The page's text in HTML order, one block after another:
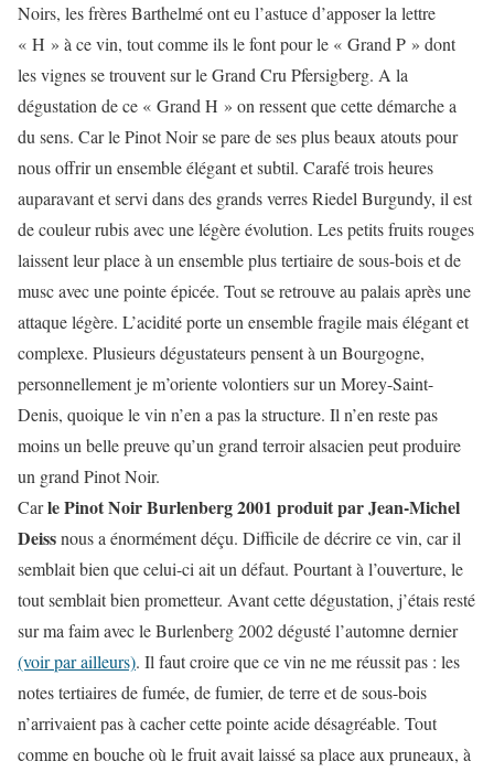
Noirs, les frères Barthelmé ont eu l’astuce d’apposer la lettre
« H » à ce vin, tout comme ils le font pour le « Grand P » dont
les vignes se trouvent sur le Grand Cru Pfersigberg. A la
dégustation de ce « Grand H » on ressent que cette démarche a
du sens. Car le Pinot Noir se pare de ses plus beaux atouts pour
nous offrir un ensemble élégant et subtil. Carafé trois heures
auparavant et servi dans des grands verres Riedel Burgundy, il est
de couleur rubis avec une légère évolution. Les petits fruits rouges
laissent leur place à un ensemble plus tertiaire de sous-bois et de
musc avec une pointe épicée. Tout se retrouve au palais après une
attaque légère. L’acidité porte un ensemble fragile mais élégant et
complexe. Plusieurs dégustateurs pensent à un Bourgogne,
personnellement je m’oriente volontiers sur un Morey-Saint-
Denis, quoique le vin n’en a pas la structure. Il n’en reste pas
moins un belle preuve qu’un grand terroir alsacien peut produire
un grand Pinot Noir.
Carle Pinot Noir Burlenberg 2001 produit par Jean-Michel
Deissnous a énormément déçu. Difficile de décrire ce vin, car il
semblait bien que celui-ci ait un défaut. Pourtant à l’ouverture, le
tout semblait bien prometteur. Avant cette dégustation, j’étais resté
sur ma faim avec le Burlenberg 2002 dégusté l’automne dernier
(voir par ailleurs). Il faut croire que ce vin ne me réussit pas : les
notes tertiaires de fumée, de fumier, de terre et de sous-bois
n’arrivaient pas à cacher cette pointe acide désagréable. Tout
comme en bouche où le fruit avait laissé sa place aux pruneaux, à